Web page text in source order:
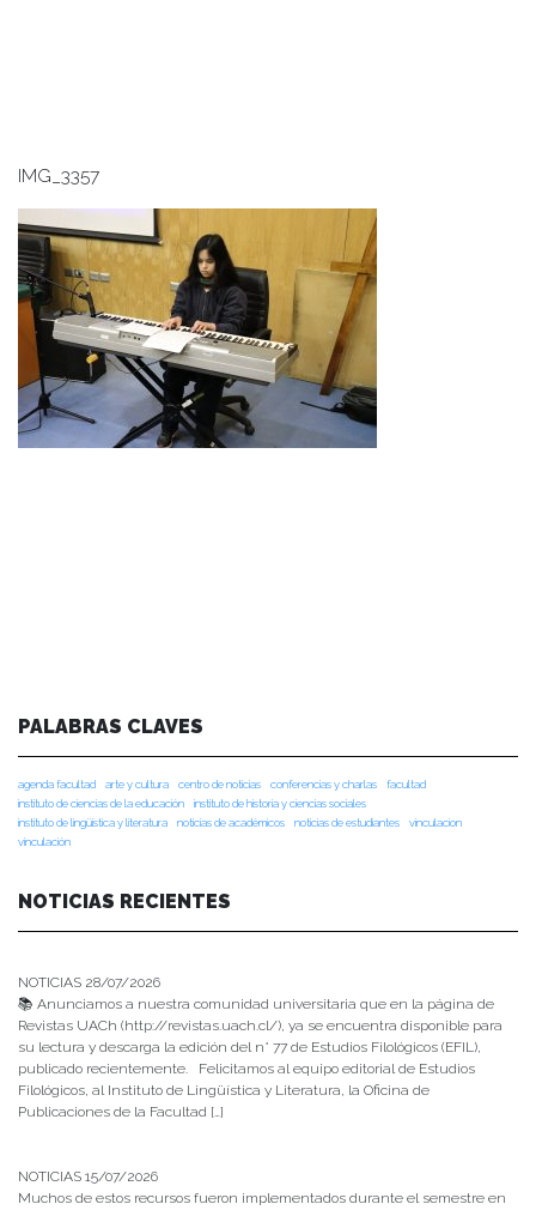
IMG_3357
PALABRAS CLAVES
agenda facultad arte y cultura centro de noticias conferencias y charlas
facultad
instituto de ciencias de la educación
instituto de historia y ciencias sociales
instituto de lingüística y literatura
noticias de académicos noticias de estudiantes
vinculacion
vinculación
NOTICIAS RECIENTES
NOTICIAS 28/07/2026
📚 Anunciamos a nuestra comunidad universitaria que en la página de
Revistas UACh (http://revistas.uach.cl/), ya se encuentra disponible para
su lectura y descarga la edición del n° 77 de Estudios Filológicos (EFIL),
publicado recientemente. Felicitamos al equipo editorial de Estudios
Filológicos, al Instituto de Lingüística y Literatura, la Oficina de
Publicaciones de la Facultad […]
NOTICIAS 15/07/2026
Muchos de estos recursos fueron implementados durante el semestre en